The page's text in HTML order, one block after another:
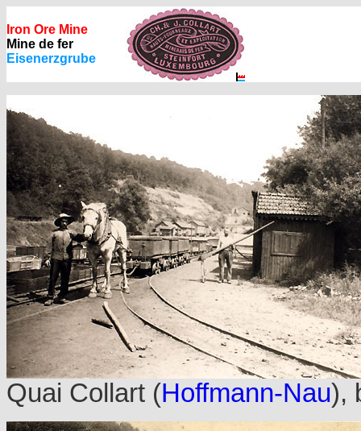
Iron Ore Mine
Mine de fer
Eisenerzgrube
Quai Collart (Hoffmann-Nau),